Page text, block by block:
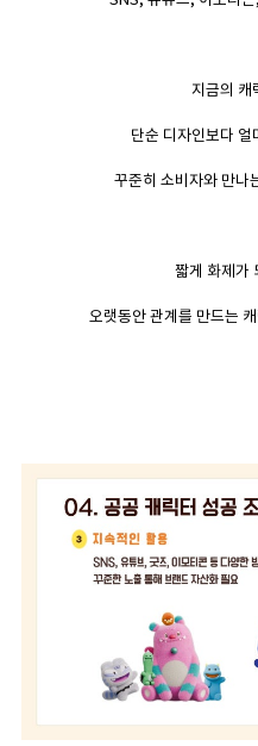
지금의 캐
단순 디자인보다 얼
꾸준히 소비자와 만나
짧게 화제가
오랫동안 관계를 만드는